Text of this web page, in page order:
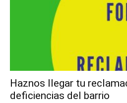
Haznos llegar tu
deficiencias del barrio